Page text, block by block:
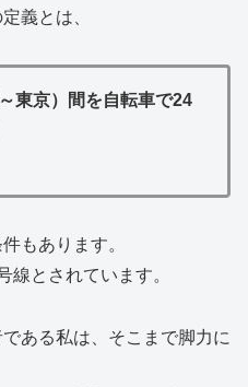
義とは、
東京）間を自転車で24
もあります。
線とされています。
ある私は、そこまで脚力に